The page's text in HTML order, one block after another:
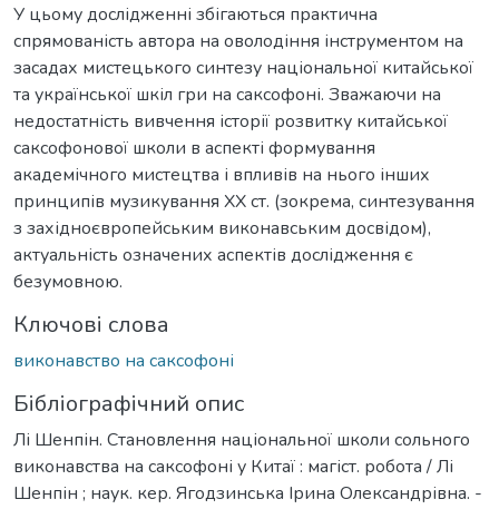
У цьому дослідженні збігаються практична
спрямованість автора на оволодіння інструментом на
засадах мистецького синтезу національної китайської
та української шкіл гри на саксофоні. Зважаючи на
недостатність вивчення історії розвитку китайської
саксофонової школи в аспекті формування
академічного мистецтва і впливів на нього інших
принципів музикування ХХ ст. (зокрема, синтезування
з західноєвропейським виконавським досвідом),
актуальність означених аспектів дослідження є
безумовною.
Ключові слова
виконавство на саксофоні
Бібліографічний опис
Лі Шенпін. Становлення національної школи сольного
виконавства на саксофоні у Китаї : магіст. робота / Лі
Шенпін ; наук. кер. Ягодзинська Ірина Олександрівна. -